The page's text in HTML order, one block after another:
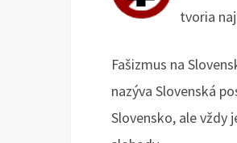
tvoria
Fašizmus na
nazýva Slovenská
Slovensko, ale